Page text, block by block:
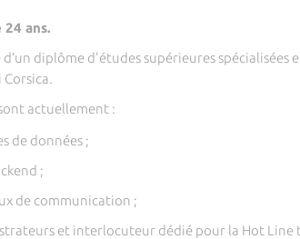
ans.
d’un diplôme d'études supérieures
Corsica.
actuellement :
de données ;
;
de communication ;
et interlocuteur dédié pour la Hot Line